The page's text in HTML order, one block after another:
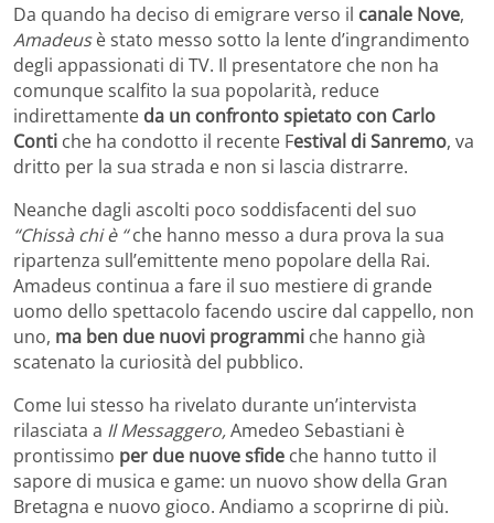
Da quando ha deciso di emigrare verso il canale Nove,
Amadeusè stato messo sotto la lente d’ingrandimento
degli appassionati di TV. Il presentatore che non ha
comunque scalfito la sua popolarità, reduce
indirettamente da un confronto spietato con Carlo
Conti che ha condotto il recente Festival di Sanremo, va
dritto per la sua strada e non si lascia distrarre.
Neanche dagli ascolti poco soddisfacenti del suo
“Chissà chi è “che hanno messo a dura prova la sua
ripartenza sull’emittente meno popolare della Rai.
Amadeus continua a fare il suo mestiere di grande
uomo dello spettacolo facendo uscire dal cappello, non
uno, ma ben due nuovi programmi che hanno già
scatenato la curiosità del pubblico.
Come lui stesso ha rivelato durante un’intervista
rilasciata a Il Messaggero,Amedeo Sebastiani è
prontissimo per due nuove sfide che hanno tutto il
sapore di musica e game: un nuovo show della Gran
Bretagna e nuovo gioco. Andiamo a scoprirne di più.